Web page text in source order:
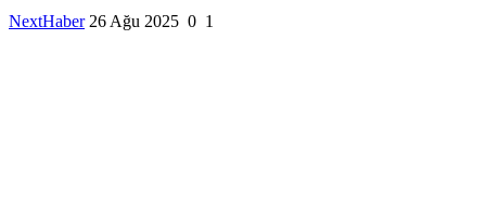
NextHaber 26 Ağu 2025 0 1